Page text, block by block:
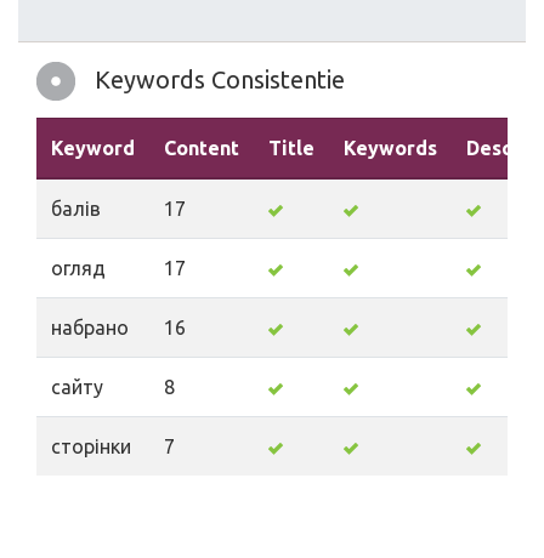
Keywords Consistentie
Keyword Content Title Keywords
балів 17
огляд 17
набрано 16
сайту 8
сторінки 7